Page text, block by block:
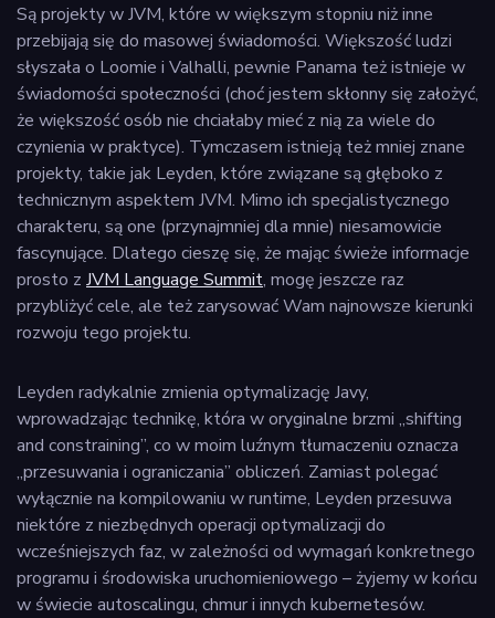
Są projekty w JVM, które w większym stopniu niż inne
przebijają się do masowej świadomości. Większość ludzi
słyszała o Loomie i Valhalli, pewnie Panama też istnieje w
świadomości społeczności (choć jestem skłonny się założyć,
że większość osób nie chciałaby mieć z nią za wiele do
czynienia w praktyce). Tymczasem istnieją też mniej znane
projekty, takie jak Leyden, które związane są głęboko z
technicznym aspektem JVM. Mimo ich specjalistycznego
charakteru, są one (przynajmniej dla mnie) niesamowicie
fascynujące. Dlatego cieszę się, że mając świeże informacje
prosto z JVM Language Summit, mogę jeszcze raz
przybliżyć cele, ale też zarysować Wam najnowsze kierunki
rozwoju tego projektu.
Leyden radykalnie zmienia optymalizację Javy,
wprowadzając technikę, która w oryginalne brzmi „shifting
and constraining”, co w moim luźnym tłumaczeniu oznacza
„przesuwania i ograniczania” obliczeń. Zamiast polegać
wyłącznie na kompilowaniu w runtime, Leyden przesuwa
niektóre z niezbędnych operacji optymalizacji do
wcześniejszych faz, w zależności od wymagań konkretnego
programu i środowiska uruchomieniowego – żyjemy w końcu
w świecie autoscalingu, chmur i innych kubernetesów.